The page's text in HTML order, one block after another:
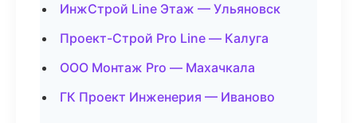
ИнжСтрой Line Этаж — Ульяновск
Проект-Строй Pro Line — Калуга
ООО Монтаж Pro — Махачкала
ГК Проект Инженерия — Иваново